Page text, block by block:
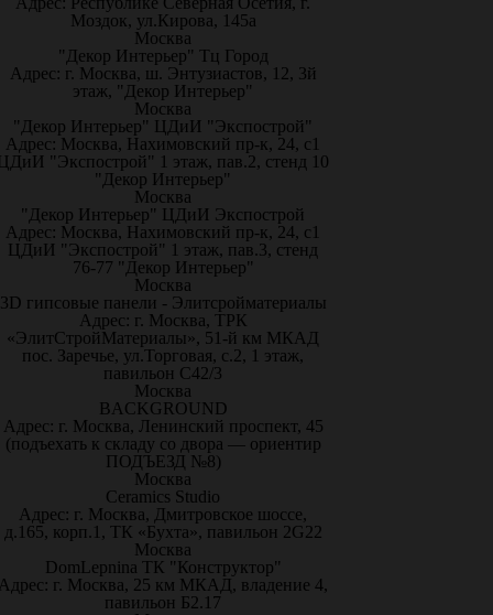
Моздок, ул.Кирова, 145а
Москва
"Декор Интерьер" Тц Город
Адрес: г. Москва, ш. Энтузиастов, 12, 3й
этаж, "Декор Интерьер"
Москва
"Декор Интерьер" ЦДиИ "Экспострой"
Адрес: Москва, Нахимовский пр-к, 24, с1
"Экспострой" 1 этаж, пав.2, стенд 10
"Декор Интерьер"
Москва
"Декор Интерьер" ЦДиИ Экспострой
Адрес: Москва, Нахимовский пр-к, 24, с1
ЦДиИ "Экспострой" 1 этаж, пав.3, стенд
76-77 "Декор Интерьер"
Москва
3D гипсовые панели - Элитсройматериалы
Адрес: г. Москва, ТРК
«ЭлитСтройМатериалы», 51-й км МКАД
пос. Заречье, ул.Торговая, с.2, 1 этаж,
павильон С42/3
Москва
BACKGROUND
Адрес: г. Москва, Ленинский проспект, 45
(подъехать к складу со двора — ориентир
ПОДЪЕЗД №8)
Москва
Ceramics Studio
Адрес: г. Москва, Дмитровское шоссе,
д.165, корп.1, ТК «Бухта», павильон 2G22
Москва
DomLepnina ТК "Конструктор"
г. Москва, 25 км МКАД, владение 4,
павильон Б2.17